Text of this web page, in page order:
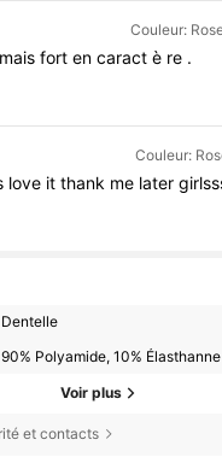
Couleur:
maisfortencaractè re .
Couleur:
love itthank me later
Dentelle
90% Polyamide, 10% Élasthanne
Voir plus
et contacts